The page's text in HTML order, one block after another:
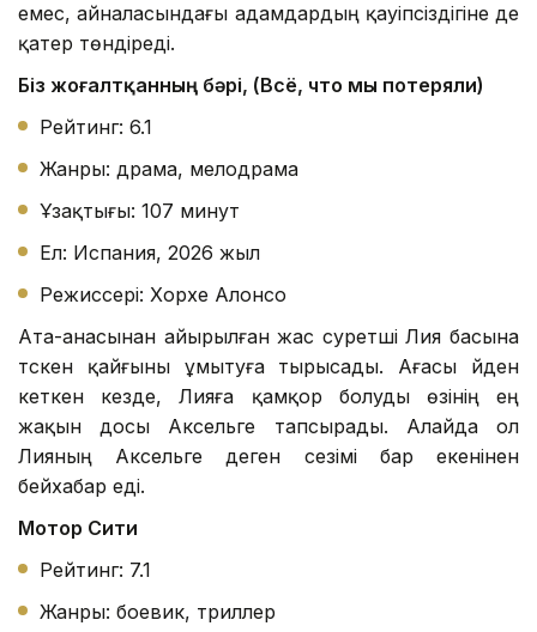
емес, айналасындағы адамдардың қауіпсіздігіне де
қатер төндіреді.
Біз жоғалтқанның бәрі, (Всё, что мы потеряли)
Рейтинг: 6.1
Жанры: драма, мелодрама
Ұзақтығы: 107 минут
Ел: Испания, 2026 жыл
Режиссері: Хорхе Алонсо
Ата-анасынан айырылған жас суретші Лия басына
түскен қайғыны ұмытуға тырысады. Ағасы үйден
кеткен кезде, Лияға қамқор болуды өзінің ең
жақын досы Аксельге тапсырады. Алайда ол
Лияның Аксельге деген сезімі бар екенінен
бейхабар еді.
Мотор Сити
Рейтинг: 7.1
Жанры: боевик, триллер